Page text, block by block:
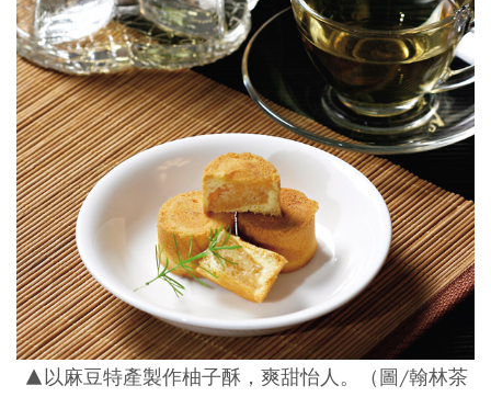
▲以麻豆特產製作柚子酥，爽甜怡人。（圖/翰林茶